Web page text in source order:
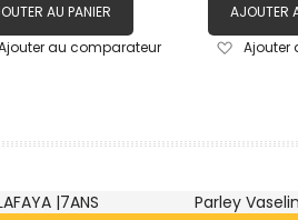
AU PANIER
Ajouter
au comparateur
AJOUTER
Ajouter
Ajouter
|7ANS Parley